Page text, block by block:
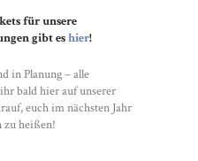
für unsere
gibt eshier!
in Planung – alle
bald hier auf unserer
euch im nächsten Jahr
heißen!